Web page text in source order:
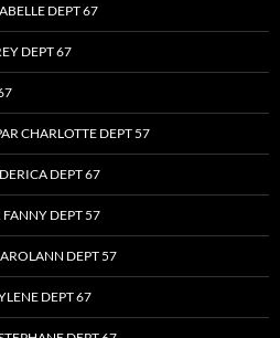
DEPT 67
DEPT 67
CHARLOTTE DEPT 57
DEPT 67
DEPT 57
DEPT 57
DEPT 67